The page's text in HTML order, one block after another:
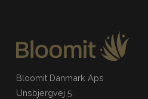
Bloomit Danmark Aps
Unsbjergvej 5.